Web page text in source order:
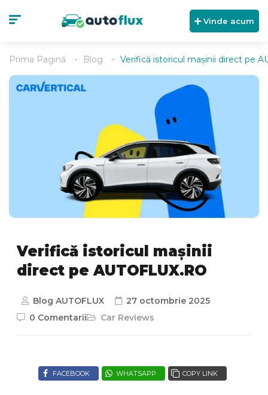
Vinde acum
Prima Pagină Blog Verifică istoricul mașinii direct pe
Verifică istoricul mașinii
direct pe AUTOFLUX.RO
Blog AUTOFLUX
27 octombrie 2025
0 Comentarii
Car Reviews
FACEBOOK WHATSAPP COPY LINK